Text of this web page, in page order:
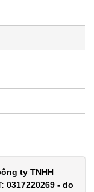
ty TNHH
0317220269 - do